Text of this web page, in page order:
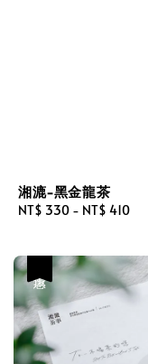
湘漉-黑金龍茶
Regular
NT$ 330 - NT$ 410